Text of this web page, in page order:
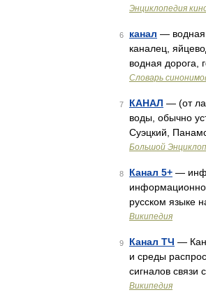
Энциклопедия
6 канал — водная
каналец,
водная дорога,
Словарь
7 КАНАЛ — (от
воды, обычно
Суэцкий,
Большой
8 Канал 5+ —
информационно
русском языке
Википедия
9 Канал ТЧ —
и среды
сигналов
Википедия